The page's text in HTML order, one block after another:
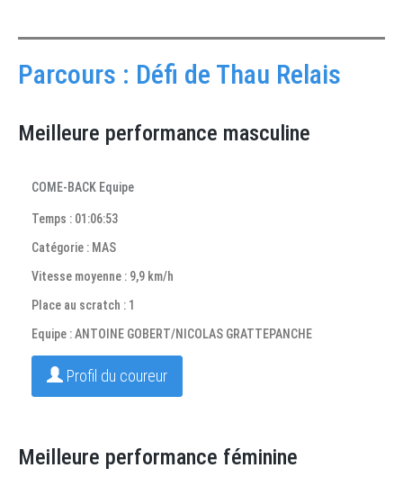
Parcours : Défi de Thau Relais
Meilleure performance masculine
COME-BACK Equipe
Temps : 01:06:53
Catégorie : MAS
Vitesse moyenne : 9,9 km/h
Place au scratch : 1
Equipe : ANTOINE GOBERT/NICOLAS GRATTEPANCHE
Profil du coureur
Meilleure performance féminine